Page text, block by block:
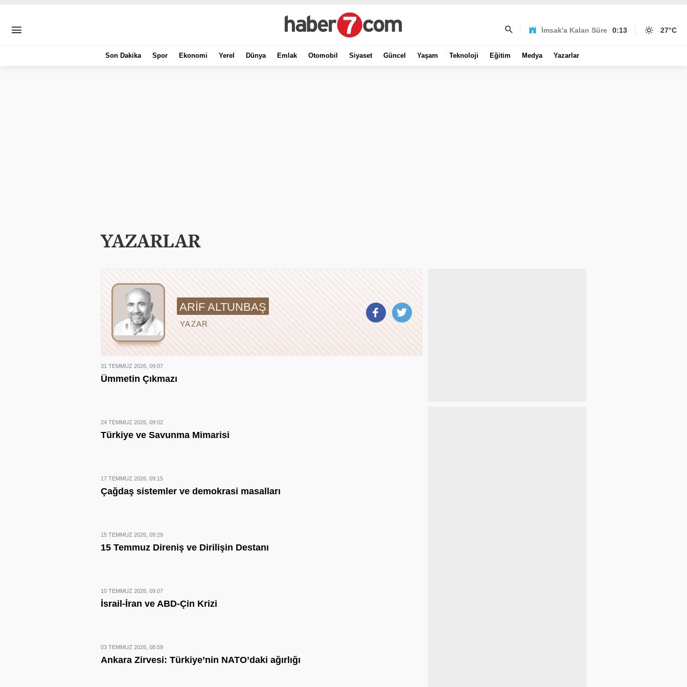
İmsak'a Kalan Süre 0:13 27°C
Son Dakika Spor Ekonomi Yerel Dünya Emlak Otomobil Siyaset Güncel Yaşam Teknoloji Eğitim Medya Yazarlar
YAZARLAR
ARIF ALTUNBAŞ
YAZAR
31 TEMMUZ 2026, 09:07
Ümmetin Çıkmazı
24 TEMMUZ 2026, 09:02
Türkiye ve Savunma Mimarisi
17 TEMMUZ 2026, 09:15
Çağdaş sistemler ve demokrasi masalları
15 TEMMUZ 2026, 09:29
15 Temmuz Direniş ve Dirilişin Destanı
10 TEMMUZ 2026, 09:07
İsrail-İran ve ABD-Çin Krizi
03 TEMMUZ 2026, 08:59
Ankara Zirvesi: Türkiye’nin NATO’daki ağırlığı